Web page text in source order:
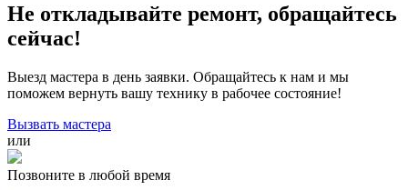
Не откладывайте ремонт, обращайтесь
сейчас!
Выезд мастера в день заявки. Обращайтесь к нам и мы
поможем вернуть вашу технику в рабочее состояние!
Вызвать мастера
или
Позвоните в любой время